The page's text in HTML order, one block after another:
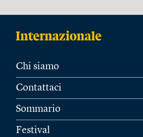
Chi siamo
Contattaci
Sommario
Festival